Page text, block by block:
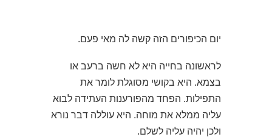
יום הכיפורים הזה קשה לה מאי פעם.
לראשונה בחייה היא לא חשה ברעב או
בצמא. היא בקושי מסוגלת לומר את
התפילות. הפחד מהפורענות העתידה לבוא
עליה ממלא את מוחה. היא עוללה דבר נורא
ולכן יהיה עליה לשלם.